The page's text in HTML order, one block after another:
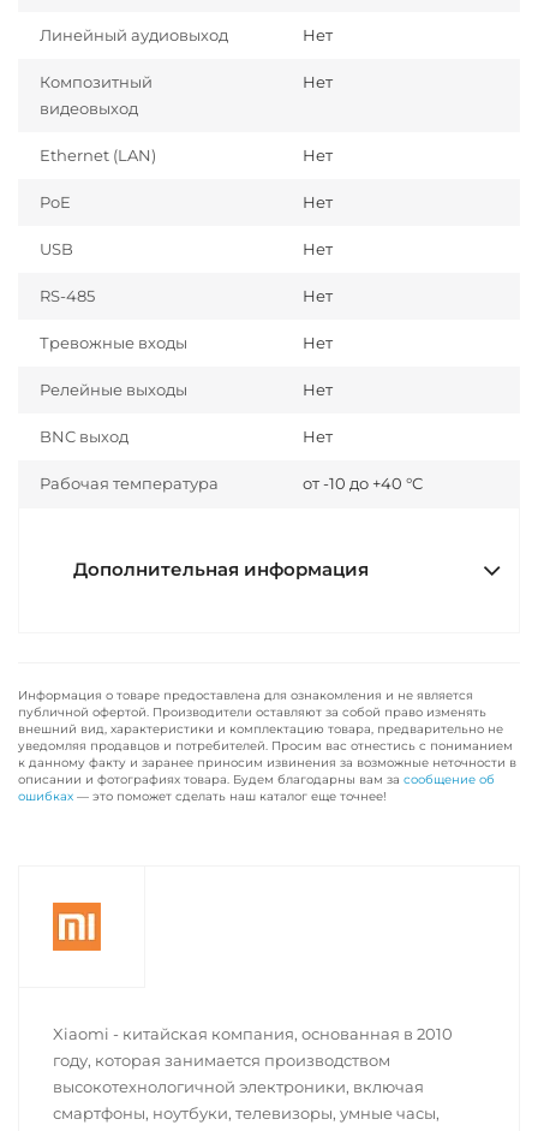
Линейный аудиовыход Нет
Композитный
видеовыход
Нет
Ethernet (LAN) Нет
PoE Нет
USB Нет
RS-485 Нет
Тревожные входы Нет
Релейные выходы Нет
BNC выход Нет
Рабочая температура от -10 до +40 °С
Дополнительная информация
Информация о товаре предоставлена для ознакомления и не является
публичной офертой. Производители оставляют за собой право изменять
внешний вид, характеристики и комплектацию товара, предварительно не
уведомляя продавцов и потребителей. Просим вас отнестись с пониманием
к данному факту и заранее приносим извинения за возможные неточности в
описании и фотографиях товара. Будем благодарны вам за сообщение об
ошибках — это поможет сделать наш каталог еще точнее!
Xiaomi - китайская компания, основанная в 2010
году, которая занимается производством
высокотехнологичной электроники, включая
смартфоны, ноутбуки, телевизоры, умные часы,